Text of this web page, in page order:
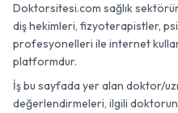
Doktorsitesi.com sağlık
diş hekimleri, fizyoterapistler,
profesyonelleri ile internet
platformdur.
İş bu sayfada yer alan doktor/
değerlendirmeleri, ilgili